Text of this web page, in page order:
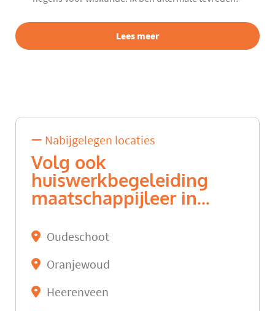
Lees meer
Nabijgelegen locaties
Volg ook
huiswerkbegeleiding
maatschappijleer in...
Oudeschoot
Oranjewoud
Heerenveen